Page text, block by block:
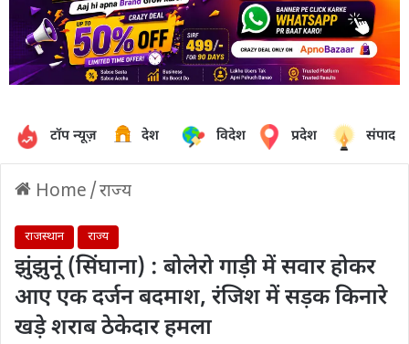
टॉप न्यूज़ देश विदेश प्रदेश
Home /राज्य
राजस्थान राज्य
झुंझुनूं (सिंघाना) : बोलेरो गाड़ी में सवार होकर
आए एक दर्जन बदमाश, रंजिश में सड़क किनारे
खड़े शराब ठेकेदार हमला